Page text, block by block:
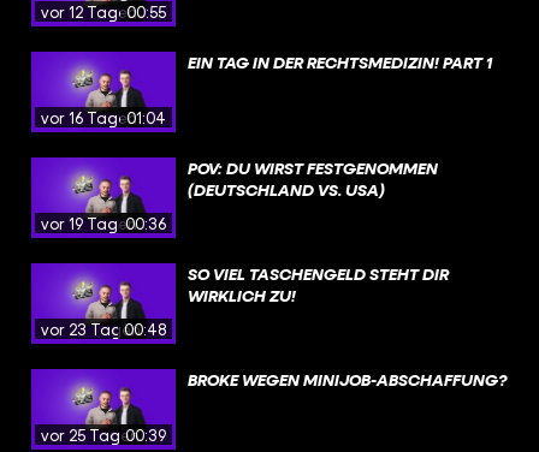
vor 12 Tagen00:55
vor 16 Tagen01:04
EIN TAG IN DER RECHTSMEDIZIN! PART 1
vor 19 Tagen00:36
POV: DU WIRST FESTGENOMMEN
(DEUTSCHLAND VS. USA)
vor 23 Tagen00:48
SO VIEL TASCHENGELD STEHT DIR
WIRKLICH ZU!
vor 25 Tagen00:39
BROKE WEGEN MINIJOB-ABSCHAFFUNG?